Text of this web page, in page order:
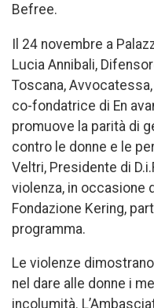
Befree.
Il 24 novembre a
Lucia Annibali,
Toscana,
co-fondatrice di En
promuove la parità di
contro le donne e le
Veltri, Presidente di
violenza, in occasione
Fondazione Kering,
programma.
Le violenze
nel dare alle donne i
incolumità.